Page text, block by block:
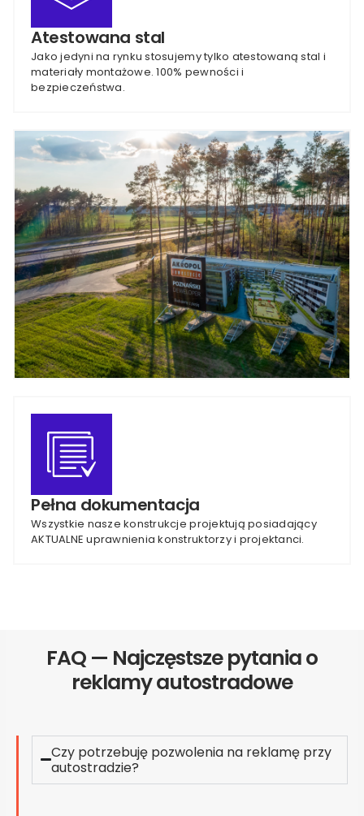
Atestowana stal
Jako jedyni na rynku stosujemy tylko atestowaną stal i
materiały montażowe. 100% pewności i
bezpieczeństwa.
Pełna dokumentacja
Wszystkie nasze konstrukcje projektują posiadający
AKTUALNE uprawnienia konstruktorzy i projektanci.
FAQ — Najczęstsze pytania o
reklamy autostradowe
Czy potrzebuję pozwolenia na reklamę przy
autostradzie?